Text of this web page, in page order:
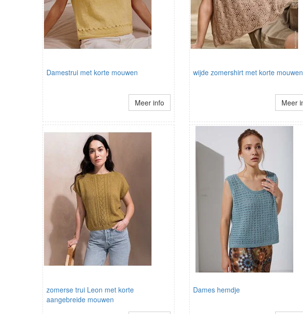
Damestrui met korte mouwen
Meer info
wijde zomershirt met korte mouwen
Meer
zomerse trui Leon met korte
aangebreide mouwen
Dames hemdje